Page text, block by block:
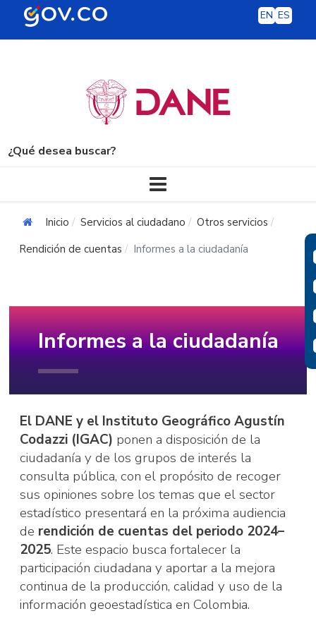
EN ES
¿Qué desea buscar?
Inicio Servicios al ciudadano
Otros servicios
Rendición de cuentas
Informes a la ciudadanía
Informes a la ciudadanía
El DANE y el Instituto Geográfico Agustín
Codazzi (IGAC) ponen a disposición de la
ciudadanía y de los grupos de interés la
consulta pública, con el propósito de recoger
sus opiniones sobre los temas que el sector
estadístico presentará en la próxima audiencia
de rendición de cuentas del periodo 2024–
2025. Este espacio busca fortalecer la
participación ciudadana y aportar a la mejora
continua de la producción, calidad y uso de la
información geoestadística en Colombia.